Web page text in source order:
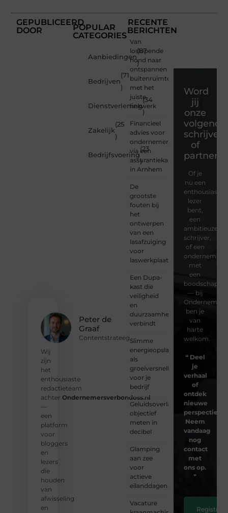
GEPUBLICEERD
DOOR
Peter de
Graaf
Contentstrateeg
Wij
zijn
het
enthousiaste
redactieteam
achter Ondernemersverbondoss.nl
—
een
platform
voor
bloggers
en
lezers
die
houden
van
afwisseling
en
POPULAR
CATEGORIES
Aanbiedingen
(87
)
Bedrijven
(71
)
Dienstverlening
(34
)
Zakelijk
(25
)
Bedrijfsvoering
(23
)
RECENTE
BERICHTEN
Van
loslopende
hond naar
ontspannen
buitenruimte
met het
juiste
hekwerk
Financieel
advies voor
ondernemers
via een
assurantiekantoor
in Arnhem
De
grootste
fouten bij
het
ontwerpen
van een
lasafzuiging
voor
laswerkplaatsen
Een Dupa-
kast die
veiligheid
en
duurzaamheid
verbindt
Slimme
energieopslag
als
groeiversneller
voor je
bedrijf
Geluidsoverlast
objectief
meten in
decibel
Glamping
aan zee
voor
actieve
eilanddagen
Vacature
Word
jij
onze
volgende
schrijver
of
partner?
Of je
nu een
enthousiaste
lezer
bent,
een
ambitieuze
schrijver,
of een
ondernemer
met
een
boodschap
— bij
ben je
van
harte
welkom.
❝ Deel
je
verhaal
of
ontdek
nieuwe
Neem
vandaag
nog
contact
met
ons op.
❞
Registreer